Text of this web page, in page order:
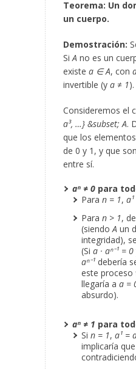
Teorema: Un
un cuerpo.
Demostración:
SiA no es un
existe a ∈ A, con
invertible (y a ≠ 1).
Consideremos el
a³, …} &subset; A.
que los
de 0 y 1, y que
entre sí.
aⁿ ≠ 0 para
Para n = 1,
Para n > 1, de
(siendoA un
integridad),
(Si a · aⁿ⁻¹ = 0
aⁿ⁻¹ debería
este proceso
llegaría a a =
absurdo).
aⁿ ≠ 1 para
Si n = 1, a¹ =
implicaría que